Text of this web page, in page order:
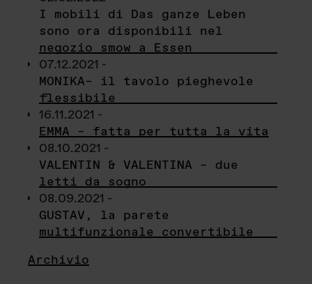
I mobili di Das ganze Leben
sono ora disponibili nel
negozio smow a Essen
07.12.2021 -
MONIKA– il tavolo pieghevole
flessibile
16.11.2021 -
EMMA – fatta per tutta la vita
08.10.2021 -
VALENTIN & VALENTINA – due
letti da sogno
08.09.2021 -
GUSTAV, la parete
multifunzionale convertibile
Archivio